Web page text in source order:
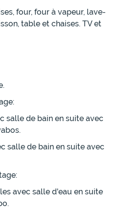
four, four à vapeur, lave-
table et chaises. TV et
salle de bain en suite avec
salle de bain en suite avec
avec salle d'eau en suite